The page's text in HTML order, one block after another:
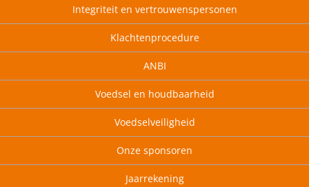
Integriteit en vertrouwenspersonen
Klachtenprocedure
ANBI
Voedsel en houdbaarheid
Voedselveiligheid
Onze sponsoren
Jaarrekening